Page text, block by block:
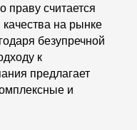
праву считается
на рынке
безупречной
к
предлагает
и